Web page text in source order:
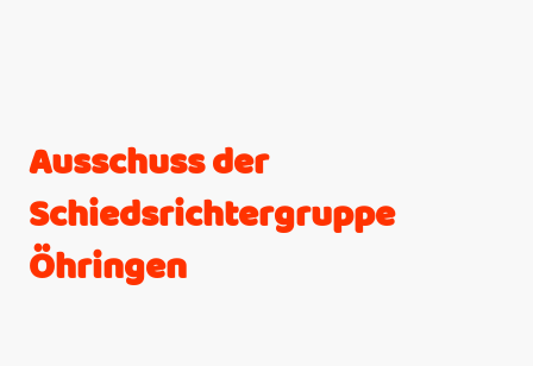
Ausschuss der
Schiedsrichtergruppe
Öhringen